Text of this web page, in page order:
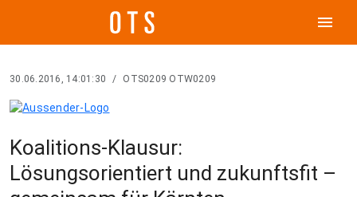
menu
30.06.2016, 14:01:30 / OTS0209 OTW0209
Koalitions-Klausur:
Lösungsorientiert und zukunftsfit –